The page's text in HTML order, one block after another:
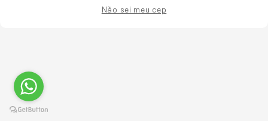
Não sei meu cep